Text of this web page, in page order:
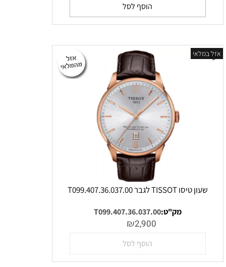
הוסף לסל
אזל במלאי
שעון טיסו TISSOT לגבר T099.407.36.037.00
מק"ט:T099.407.36.037.00
₪2,900
הוסף לסל